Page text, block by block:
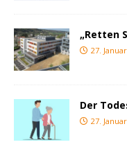
„Retten
27.
Der
27.